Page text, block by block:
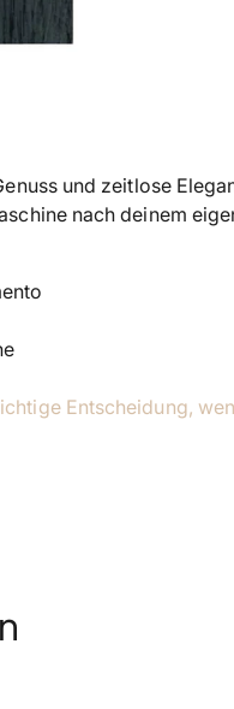
und zeitlose
nach deinem
Entscheidung,